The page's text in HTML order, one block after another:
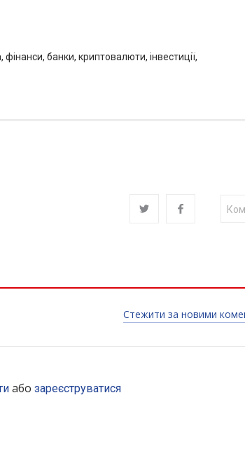
банки, криптовалюти, інвестиції,
Стежити за новими
або зареєструватися